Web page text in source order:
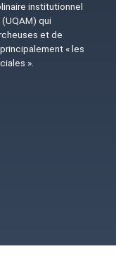
institutionnel
qui
et de
« les
».